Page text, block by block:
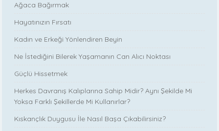
Ağaca Bağırmak
Hayatınızın Fırsatı
Kadın ve Erkeği Yönlendiren Beyin
Ne İstediğini Bilerek Yaşamanın Can Alıcı Noktası
Güçlü Hissetmek
Herkes Davranış Kalıplarına Sahip Midir? Aynı Şekilde Mi
Yoksa Farklı Şekillerde Mi Kullanırlar?
Kıskançlık Duygusu İle Nasıl Başa Çıkabilirsiniz?